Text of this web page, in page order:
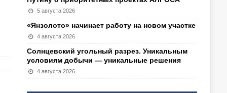
5 августа 2026
«Янзолото» начинает работу на новом участке
4 августа 2026
Солнцевский угольный разрез. Уникальным
условиям добычи — уникальные решения
4 августа 2026